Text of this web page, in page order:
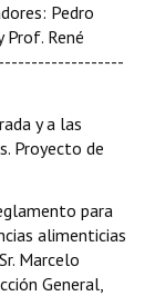
Pedro
René
y a las
Proyecto de
para
alimenticias
Marcelo
General,